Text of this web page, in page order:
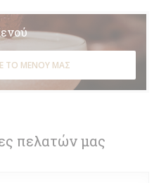
πελατών μας
ΤΟ ΜΕΝΟΎ ΜΑΣ